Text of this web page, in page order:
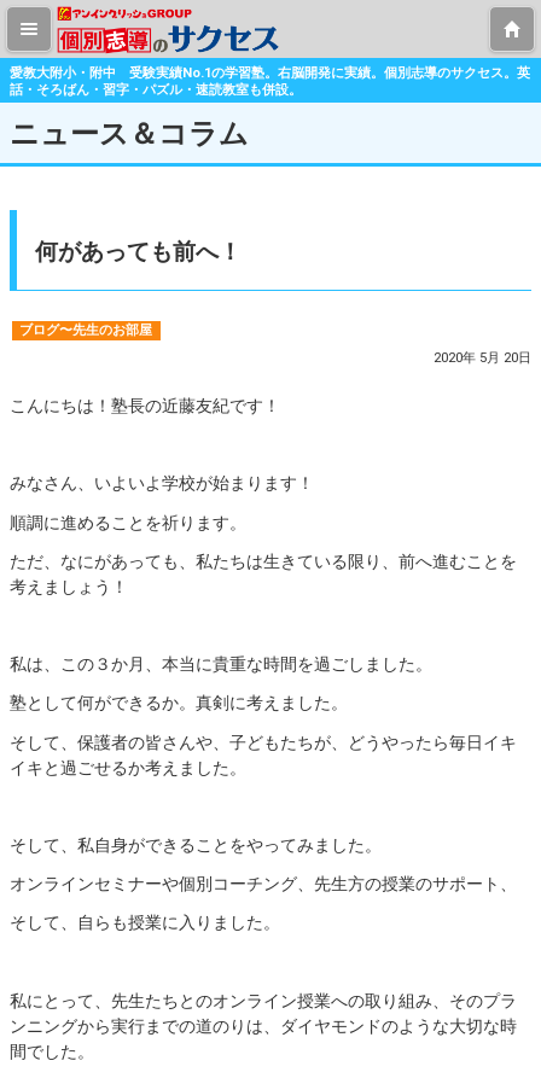
愛教大附小・附中 受験実績No.1の学習塾。右脳開発に実績。個別志導のサクセス。英
話・そろばん・習字・パズル・速読教室も併設。
ニュース＆コラム
何があっても前へ！
ブログ〜先生のお部屋
2020年 5月 20日
こんにちは！塾長の近藤友紀です！
みなさん、いよいよ学校が始まります！
順調に進めることを祈ります。
ただ、なにがあっても、私たちは生きている限り、前へ進むことを
考えましょう！
私は、この３か月、本当に貴重な時間を過ごしました。
塾として何ができるか。真剣に考えました。
そして、保護者の皆さんや、子どもたちが、どうやったら毎日イキ
イキと過ごせるか考えました。
そして、私自身ができることをやってみました。
オンラインセミナーや個別コーチング、先生方の授業のサポート、
そして、自らも授業に入りました。
私にとって、先生たちとのオンライン授業への取り組み、そのプラ
ンニングから実行までの道のりは、ダイヤモンドのような大切な時
間でした。